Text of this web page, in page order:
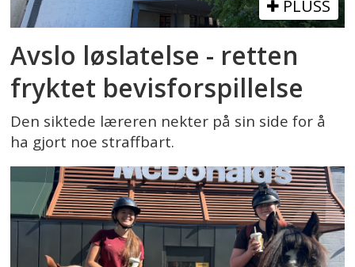
PLUSS
Avslo løslatelse - retten
fryktet bevisforspillelse
Den siktede læreren nekter på sin side for å
ha gjort noe straffbart.